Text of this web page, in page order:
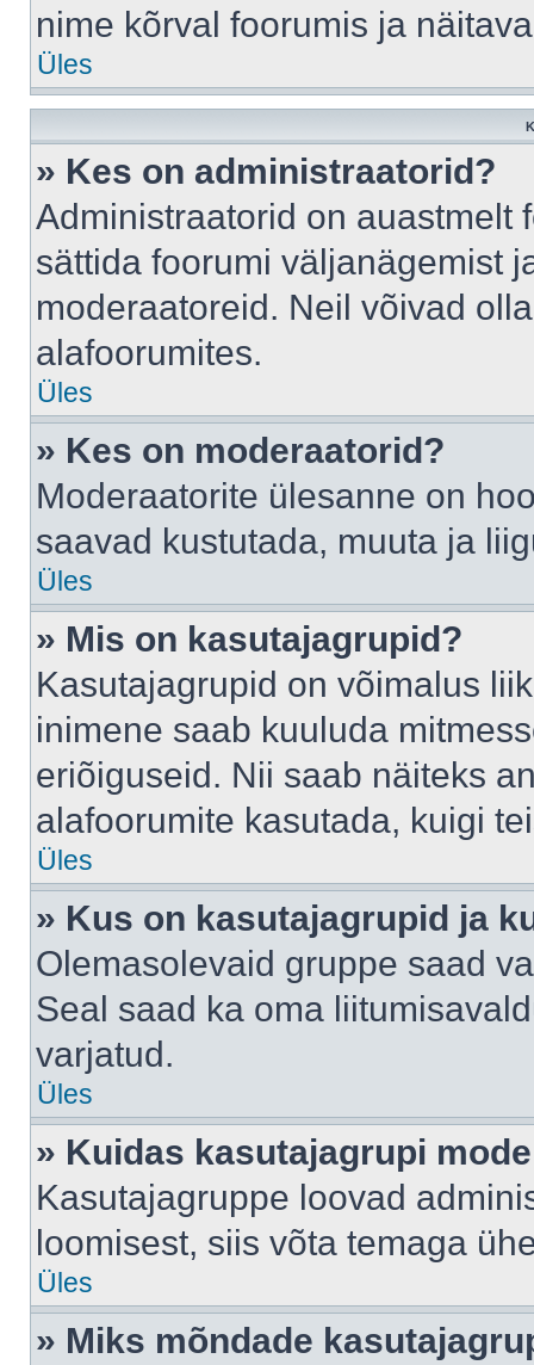
nime kõrval foorumis ja
Üles
» Kes on administraatorid?
Administraatorid on auastmelt
sättida foorumi väljanägemist
moderaatoreid. Neil võivad
alafoorumites.
Üles
» Kes on moderaatorid?
Moderaatorite ülesanne on
saavad kustutada, muuta ja
Üles
» Mis on kasutajagrupid?
Kasutajagrupid on võimalus
inimene saab kuuluda
eriõiguseid. Nii saab näiteks
alafoorumite kasutada, kuigi
Üles
» Kus on kasutajagrupid ja
Olemasolevaid gruppe saad
Seal saad ka oma
varjatud.
Üles
» Kuidas kasutajagrupi
Kasutajagruppe loovad
loomisest, siis võta temaga
Üles
» Miks mõndade